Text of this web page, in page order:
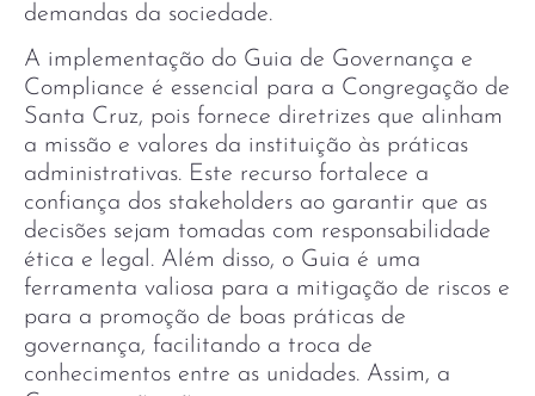
demandas da sociedade.
A implementação do Guia de Governança e
Compliance é essencial para a Congregação de
Santa Cruz, pois fornece diretrizes que alinham
a missão e valores da instituição às práticas
administrativas. Este recurso fortalece a
confiança dos stakeholders ao garantir que as
decisões sejam tomadas com responsabilidade
ética e legal. Além disso, o Guia é uma
ferramenta valiosa para a mitigação de riscos e
para a promoção de boas práticas de
governança, facilitando a troca de
conhecimentos entre as unidades. Assim, a